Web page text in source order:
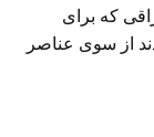
که برای
از سوی عناصر